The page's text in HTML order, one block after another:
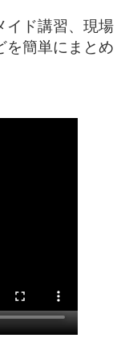
イド講習、現場
を簡単にまとめ